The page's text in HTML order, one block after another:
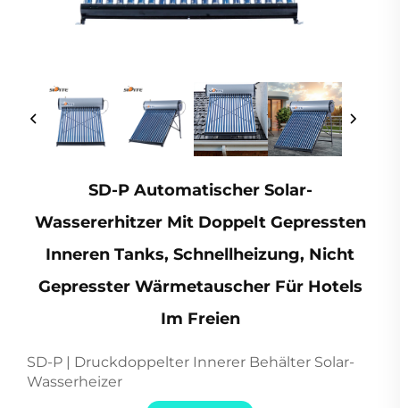
SD-P Automatischer Solar-
Wassererhitzer Mit Doppelt Gepressten
Inneren Tanks, Schnellheizung, Nicht
Gepresster Wärmetauscher Für Hotels
Im Freien
SD-P | Druckdoppelter Innerer Behälter Solar-
Wasserheizer